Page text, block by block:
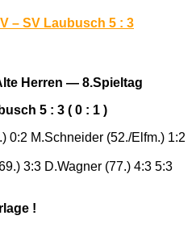
– SV Laubusch 5 : 3
Herren — 8.Spieltag
5 : 3 ( 0 : 1 )
0:2 M.Schneider (52./Elfm.) 1:2
3:3 D.Wagner (77.) 4:3 5:3
!